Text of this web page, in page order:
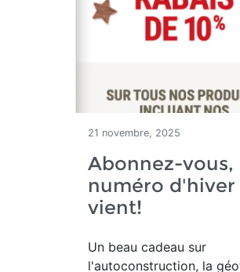
21 novembre, 2025
Abonnez-vous,
numéro d'hiver
vient!
Un beau cadeau sur
l'autoconstruction, la